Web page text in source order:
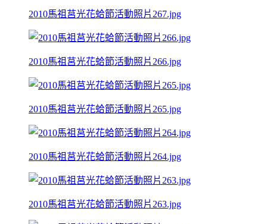
2010馬祖莒光花蛤節活動照片267.jpg
2010馬祖莒光花蛤節活動照片266.jpg
2010馬祖莒光花蛤節活動照片265.jpg
2010馬祖莒光花蛤節活動照片264.jpg
2010馬祖莒光花蛤節活動照片263.jpg